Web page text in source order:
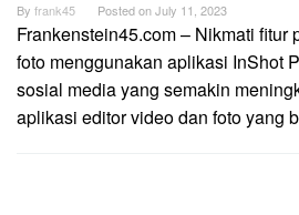
By frank45 Posted onJuly 11, 2023
Frankenstein45.com – Nikmati fitur
foto menggunakan aplikasi InShot
sosial media yang semakin
aplikasi editor video dan foto yang